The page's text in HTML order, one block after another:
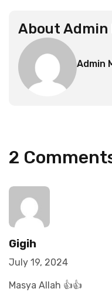
About Admin
Admin
2
Gigih
July 19, 2024
Masya Allah 👍👍